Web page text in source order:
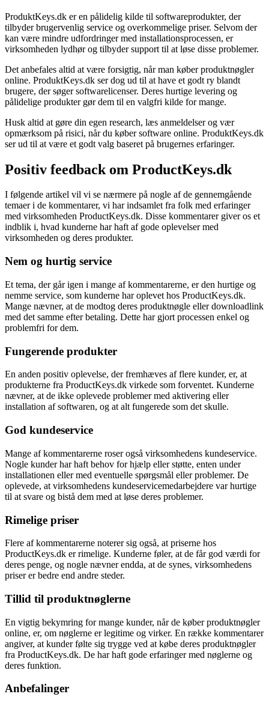
ProduktKeys.dk er en pålidelig kilde til softwareprodukter, der
tilbyder brugervenlig service og overkommelige priser. Selvom der
kan være mindre udfordringer med installationsprocessen, er
virksomheden lydhør og tilbyder support til at løse disse problemer.
Det anbefales altid at være forsigtig, når man køber produktnøgler
online. ProduktKeys.dk ser dog ud til at have et godt ry blandt
brugere, der søger softwarelicenser. Deres hurtige levering og
pålidelige produkter gør dem til en valgfri kilde for mange.
Husk altid at gøre din egen research, læs anmeldelser og vær
opmærksom på risici, når du køber software online. ProduktKeys.dk
ser ud til at være et godt valg baseret på brugernes erfaringer.
Positiv feedback om ProductKeys.dk
I følgende artikel vil vi se nærmere på nogle af de gennemgående
temaer i de kommentarer, vi har indsamlet fra folk med erfaringer
med virksomheden ProductKeys.dk. Disse kommentarer giver os et
indblik i, hvad kunderne har haft af gode oplevelser med
virksomheden og deres produkter.
Nem og hurtig service
Et tema, der går igen i mange af kommentarerne, er den hurtige og
nemme service, som kunderne har oplevet hos ProductKeys.dk.
Mange nævner, at de modtog deres produktnøgle eller downloadlink
med det samme efter betaling. Dette har gjort processen enkel og
problemfri for dem.
Fungerende produkter
En anden positiv oplevelse, der fremhæves af flere kunder, er, at
produkterne fra ProductKeys.dk virkede som forventet. Kunderne
nævner, at de ikke oplevede problemer med aktivering eller
installation af softwaren, og at alt fungerede som det skulle.
God kundeservice
Mange af kommentarerne roser også virksomhedens kundeservice.
Nogle kunder har haft behov for hjælp eller støtte, enten under
installationen eller med eventuelle spørgsmål eller problemer. De
oplevede, at virksomhedens kundeservicemedarbejdere var hurtige
til at svare og bistå dem med at løse deres problemer.
Rimelige priser
Flere af kommentarerne noterer sig også, at priserne hos
ProductKeys.dk er rimelige. Kunderne føler, at de får god værdi for
deres penge, og nogle nævner endda, at de synes, virksomhedens
priser er bedre end andre steder.
Tillid til produktnøglerne
En vigtig bekymring for mange kunder, når de køber produktnøgler
online, er, om nøglerne er legitime og virker. En række kommentarer
angiver, at kunder følte sig trygge ved at købe deres produktnøgler
fra ProductKeys.dk. De har haft gode erfaringer med nøglerne og
deres funktion.
Anbefalinger